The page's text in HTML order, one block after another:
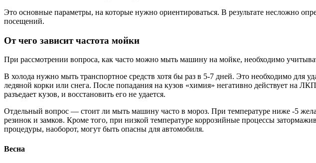
Это основные параметры, на которые нужно ориентироваться. В результате несложно
посещений.
От чего зависит частота мойки
При рассмотрении вопроса, как часто можно мыть машину на мойке, необходимо
В холода нужно мыть транспортное средств хотя бы раз в 5-7 дней. Это необходимо для
ледяной корки или снега. После попадания на кузов «химия» негативно действует на
разъедает кузов, и восстановить его не удается.
Отдельный вопрос — стоит ли мыть машину часто в мороз. При температуре ниже -5
резинок и замков. Кроме того, при низкой температуре коррозийные процессы
процедуры, наоборот, могут быть опасны для автомобиля.
Весна